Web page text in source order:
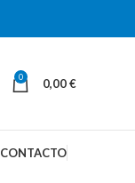
0 0,00€
CONTACTO